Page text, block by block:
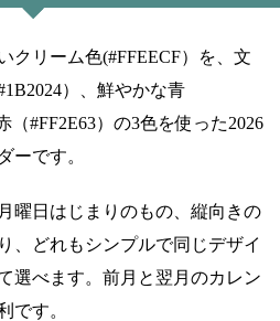
クリーム色(#FFEECF）を、文
）、鮮やかな青
（#FF2E63）の3色を使った2026
ーです。
曜日はじまりのもの、縦向きの
、どれもシンプルで同じデザイ
選べます。前月と翌月のカレン
です。